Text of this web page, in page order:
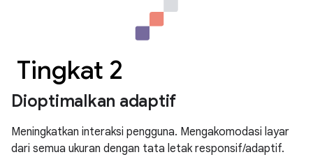
Tingkat 2
Dioptimalkan adaptif
Meningkatkan interaksi pengguna. Mengakomodasi layar
dari semua ukuran dengan tata letak responsif/adaptif.